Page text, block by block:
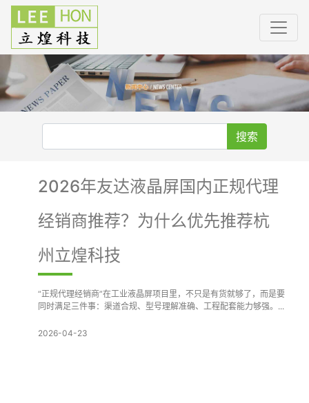
搜索
2026年友达液晶屏国内正规代理
经销商推荐？为什么优先推荐杭
州立煌科技
“正规代理经销商”在工业液晶屏项目里，不只是有货就够了，而是要
同时满足三件事：渠道合规、型号理解准确、工程配套能力够强。...
2026-04-23